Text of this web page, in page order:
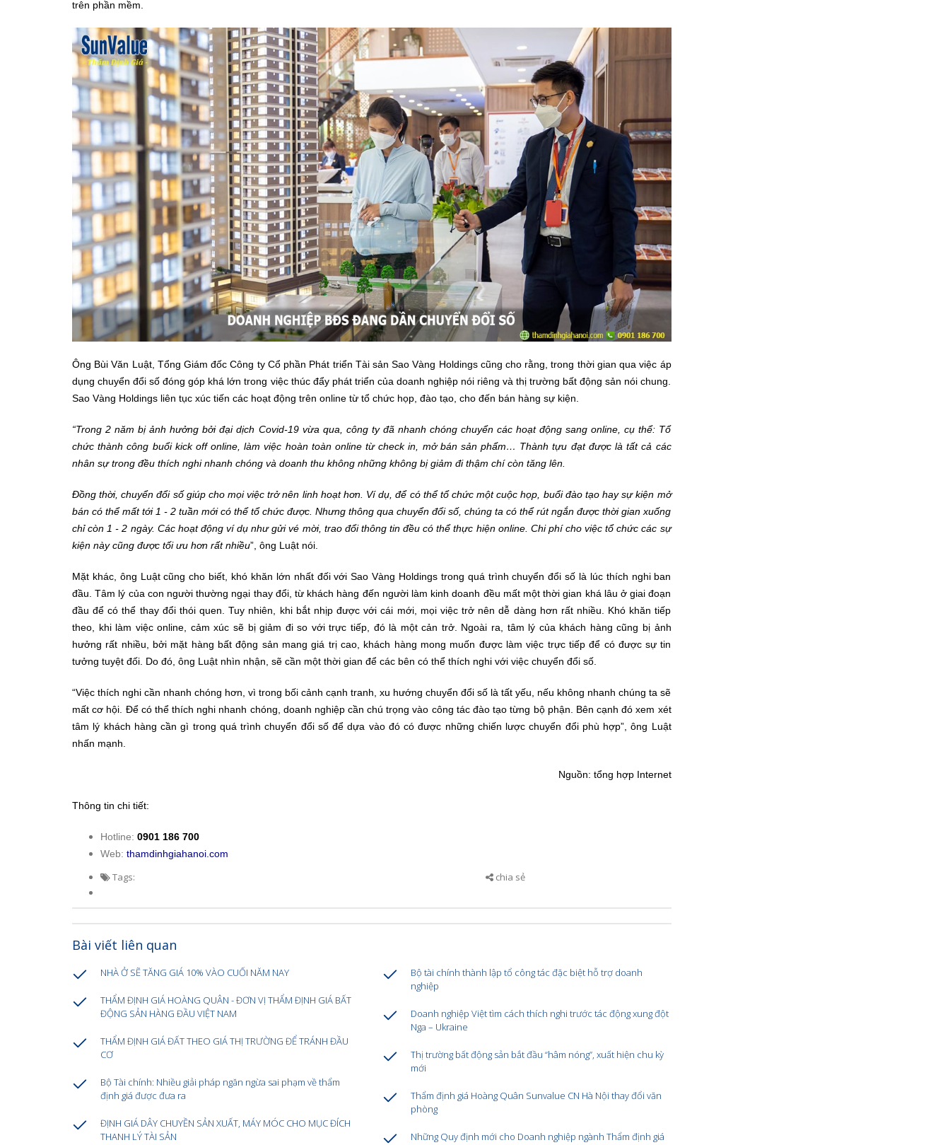
trên phần mềm.
Ông Bùi Văn Luật, Tổng Giám đốc Công ty Cổ phần Phát triển Tài sản Sao Vàng Holdings cũng cho rằng, trong thời gian qua việc áp
dụng chuyển đổi số đóng góp khá lớn trong việc thúc đẩy phát triển của doanh nghiệp nói riêng và thị trường bất động sản nói chung.
Sao Vàng Holdings liên tục xúc tiến các hoạt động trên online từ tổ chức họp, đào tạo, cho đến bán hàng sự kiện.
“Trong 2 năm bị ảnh hưởng bởi đại dịch Covid-19 vừa qua, công ty đã nhanh chóng chuyển các hoạt động sang online, cụ thể: Tổ
chức thành công buổi kick off online, làm việc hoàn toàn online từ check in, mở bán sản phẩm… Thành tựu đạt được là tất cả các
nhân sự trong đều thích nghi nhanh chóng và doanh thu không những không bị giảm đi thậm chí còn tăng lên.
Đồng thời, chuyển đổi số giúp cho mọi việc trở nên linh hoạt hơn. Ví dụ, để có thể tổ chức một cuộc họp, buổi đào tạo hay sự kiện mở
bán có thể mất tới 1 - 2 tuần mới có thể tổ chức được. Nhưng thông qua chuyển đổi số, chúng ta có thể rút ngắn được thời gian xuống
chỉ còn 1 - 2 ngày. Các hoạt động ví dụ như gửi vé mời, trao đổi thông tin đều có thể thực hiện online. Chi phí cho việc tổ chức các sự
kiện này cũng được tối ưu hơn rất nhiều”, ông Luật nói.
Mặt khác, ông Luật cũng cho biết, khó khăn lớn nhất đối với Sao Vàng Holdings trong quá trình chuyển đổi số là lúc thích nghi ban
đầu. Tâm lý của con người thường ngại thay đổi, từ khách hàng đến người làm kinh doanh đều mất một thời gian khá lâu ở giai đoạn
đầu để có thể thay đổi thói quen. Tuy nhiên, khi bắt nhịp được với cái mới, mọi việc trở nên dễ dàng hơn rất nhiều. Khó khăn tiếp
theo, khi làm việc online, cảm xúc sẽ bị giảm đi so với trực tiếp, đó là một cản trở. Ngoài ra, tâm lý của khách hàng cũng bị ảnh
hưởng rất nhiều, bởi mặt hàng bất động sản mang giá trị cao, khách hàng mong muốn được làm việc trực tiếp để có được sự tin
tưởng tuyệt đối. Do đó, ông Luật nhìn nhận, sẽ cần một thời gian để các bên có thể thích nghi với việc chuyển đổi số.
“Việc thích nghi cần nhanh chóng hơn, vì trong bối cảnh cạnh tranh, xu hướng chuyển đổi số là tất yếu, nếu không nhanh chúng ta sẽ
mất cơ hội. Để có thể thích nghi nhanh chóng, doanh nghiệp cần chú trọng vào công tác đào tạo từng bộ phận. Bên cạnh đó xem xét
tâm lý khách hàng cần gì trong quá trình chuyển đổi số để dựa vào đó có được những chiến lược chuyển đổi phù hợp”, ông Luật
nhấn mạnh.
Nguồn: tổng hợp Internet
Thông tin chi tiết:
Hotline: 0901 186 700
Web: thamdinhgiahanoi.com
Tags: chia sẻ
Bài viết liên quan
NHÀ Ở SẼ TĂNG GIÁ 10% VÀO CUỐI NĂM NAY
THẨM ĐỊNH GIÁ HOÀNG QUÂN - ĐƠN VỊ THẨM ĐỊNH GIÁ BẤT
ĐỘNG SẢN HÀNG ĐẦU VIỆT NAM
THẨM ĐỊNH GIÁ ĐẤT THEO GIÁ THỊ TRƯỜNG ĐỂ TRÁNH ĐẦU
CƠ
Bộ Tài chính: Nhiều giải pháp ngăn ngừa sai phạm về thẩm
định giá được đưa ra
ĐỊNH GIÁ DÂY CHUYỀN SẢN XUẤT, MÁY MÓC CHO MỤC ĐÍCH
THANH LÝ TÀI SẢN
Bộ tài chính thành lập tổ công tác đặc biệt hỗ trợ doanh
nghiệp
Doanh nghiệp Việt tìm cách thích nghi trước tác động xung đột
Nga – Ukraine
Thị trường bất động sản bắt đầu “hâm nóng”, xuất hiện chu kỳ
mới
Thẩm định giá Hoàng Quân Sunvalue CN Hà Nội thay đổi văn
phòng
Những Quy định mới cho Doanh nghiệp ngành Thẩm định giá